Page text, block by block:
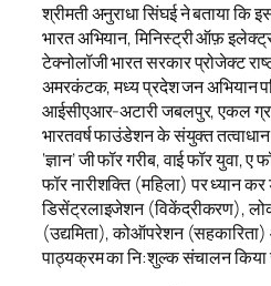
श्रीमती अनुराधा सिंघई ने बताया कि
भारत अभियान, मिनिस्ट्री ऑफ़
टेक्नोलॉजी भारत सरकार प्रोजेक्ट
अमरकंटक, मध्य प्रदेश जन अभियान
आईसीएआर-अटारी जबलपुर, एकल
भारतवर्ष फाउंडेशन के संयुक्त
‘ज्ञान’ जी फॉर गरीब, वाई फॉर युवा,
फॉर नारीशक्ति (महिला) पर ध्यान कर
डिसेंट्रलाइजेशन (विकेंद्रीकरण),
(उद्यमिता), कोऑपरेशन
पाठ्यक्रम का नि:शुल्क संचालन किया